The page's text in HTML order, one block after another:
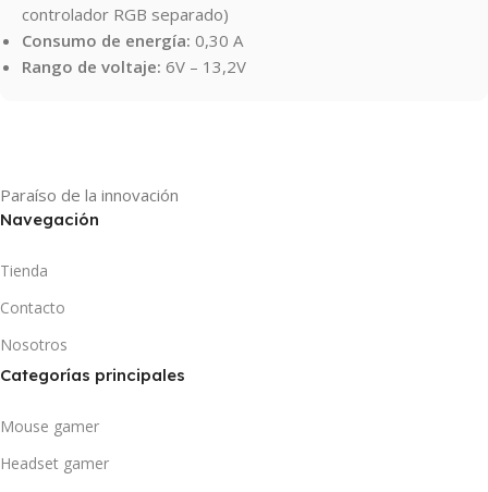
controlador RGB separado)
Consumo de energía: 0,30 A
Rango de voltaje: 6V – 13,2V
Paraíso de la innovación
Navegación
Tienda
Contacto
Nosotros
Categorías principales
Mouse gamer
Headset gamer